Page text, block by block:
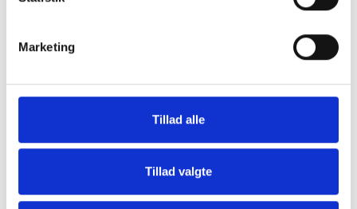
Marketing
Tillad alle
Tillad valgte
Hvor stammer informationen fra?
sprogkoder i danMARC2-postens008 *l– eller